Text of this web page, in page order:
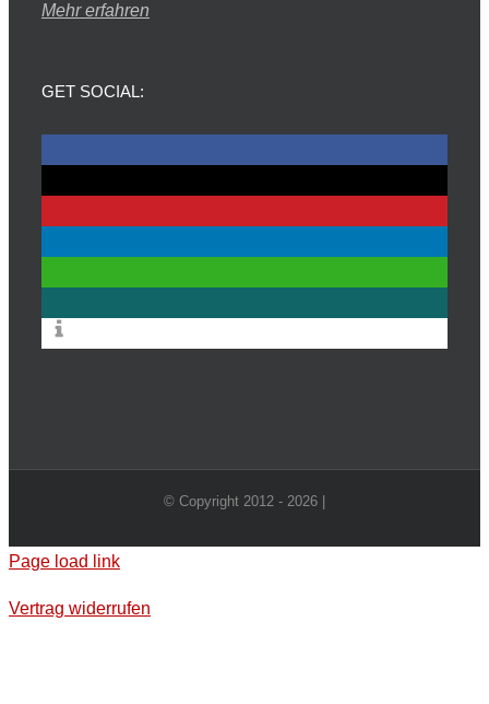
Mehr erfahren
GET SOCIAL:
© Copyright 2012 - 2026 |
Page load link
Vertrag widerrufen